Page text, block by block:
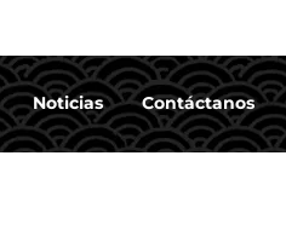
Noticias Contáctanos